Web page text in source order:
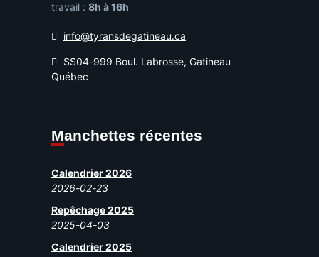
travail : 8h à 16h
info@tyransdegatineau.ca
SS04-999 Boul. Labrosse, Gatineau
Québec
Manchettes récentes
Calendrier 2026
2026-02-23
Repêchage 2025
2025-04-03
Calendrier 2025